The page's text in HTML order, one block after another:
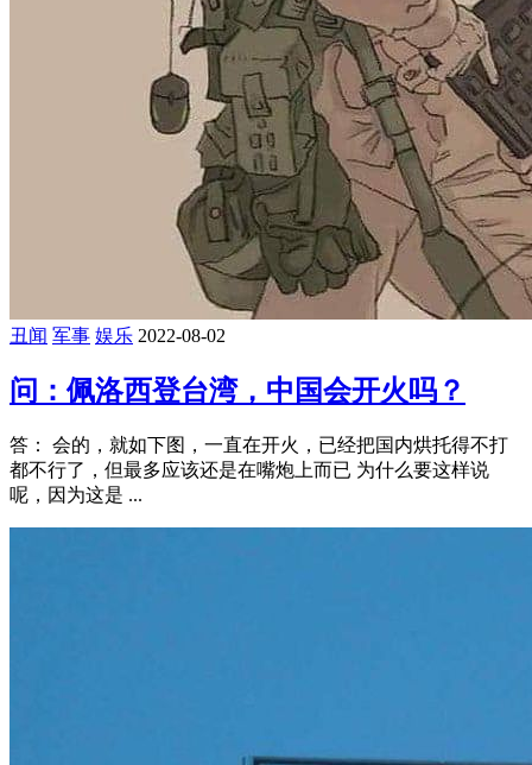
丑闻 军事 娱乐 2022-08-02
问：佩洛西登台湾，中国会开火吗？
答： 会的，就如下图，一直在开火，已经把国内烘托得不打
都不行了，但最多应该还是在嘴炮上而已 为什么要这样说
呢，因为这是 ...